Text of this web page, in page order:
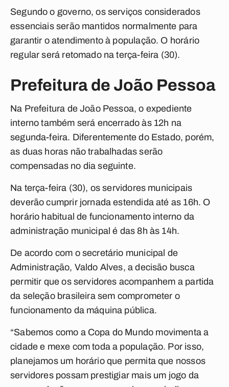
Segundo o governo, os serviços considerados
essenciais serão mantidos normalmente para
garantir o atendimento à população. O horário
regular será retomado na terça-feira (30).
Prefeitura de João Pessoa
Na Prefeitura de João Pessoa, o expediente
interno também será encerrado às 12h na
segunda-feira. Diferentemente do Estado, porém,
as duas horas não trabalhadas serão
compensadas no dia seguinte.
Na terça-feira (30), os servidores municipais
deverão cumprir jornada estendida até as 16h. O
horário habitual de funcionamento interno da
administração municipal é das 8h às 14h.
De acordo com o secretário municipal de
Administração, Valdo Alves, a decisão busca
permitir que os servidores acompanhem a partida
da seleção brasileira sem comprometer o
funcionamento da máquina pública.
“Sabemos como a Copa do Mundo movimenta a
cidade e mexe com toda a população. Por isso,
planejamos um horário que permita que nossos
servidores possam prestigiar mais um jogo da